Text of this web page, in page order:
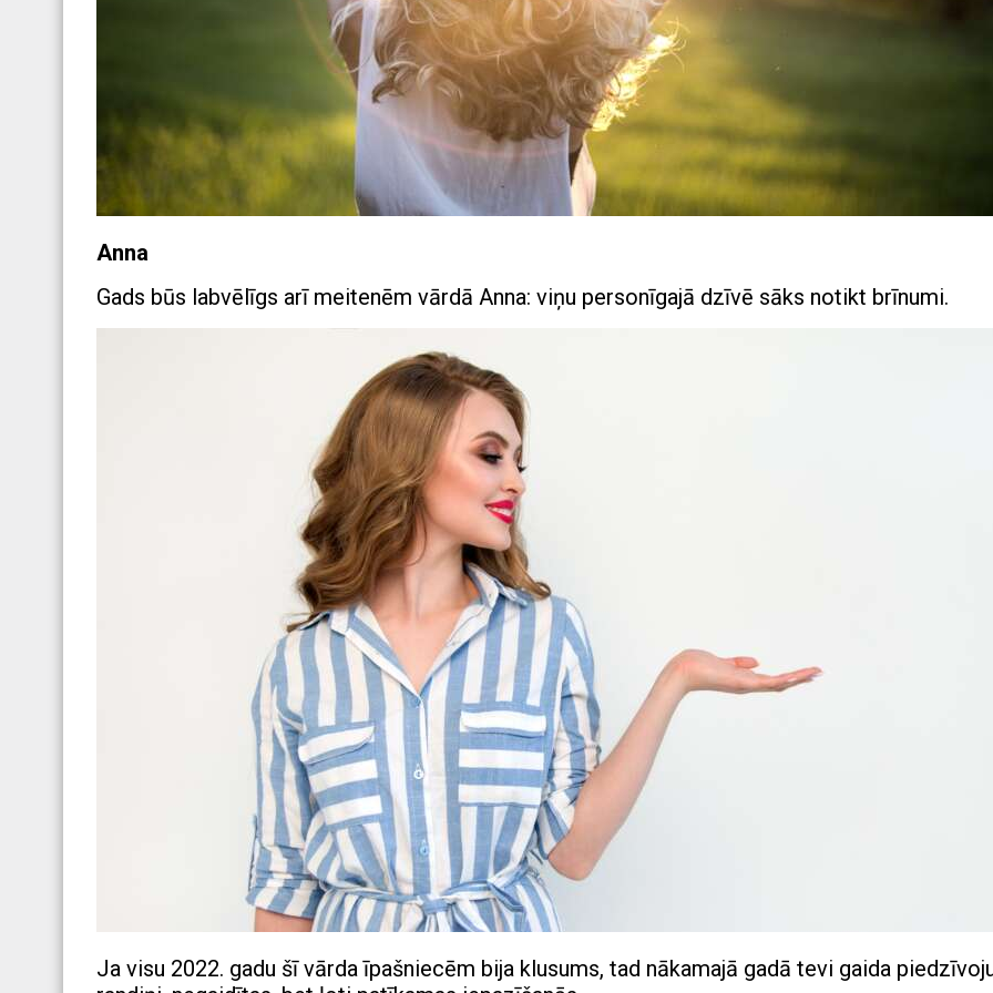
Anna
Gads būs labvēlīgs arī meitenēm vārdā Anna: viņu personīgajā dzīvē sāks notikt brīnumi.
Ja visu 2022. gadu šī vārda īpašniecēm bija klusums, tad nākamajā gadā tevi gaida